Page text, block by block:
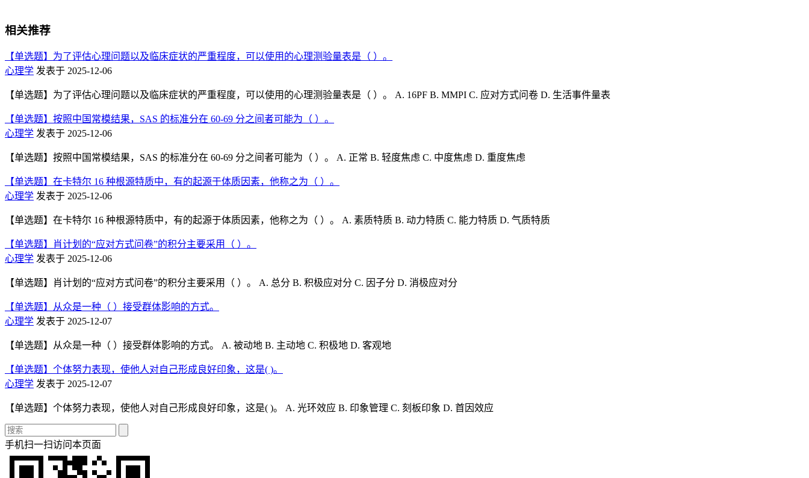
相关推荐
【单选题】为了评估心理问题以及临床症状的严重程度，可以使用的心理测验量表是（ ）。
心理学 发表于 2025-12-06
【单选题】为了评估心理问题以及临床症状的严重程度，可以使用的心理测验量表是（ ）。 A. 16PF B. MMPI C. 应对方式问卷 D. 生活事件量表
【单选题】按照中国常模结果，SAS 的标准分在 60-69 分之间者可能为（ ）。
心理学 发表于 2025-12-06
【单选题】按照中国常模结果，SAS 的标准分在 60-69 分之间者可能为（ ）。 A. 正常 B. 轻度焦虑 C. 中度焦虑 D. 重度焦虑
【单选题】在卡特尔 16 种根源特质中，有的起源于体质因素，他称之为（ ）。
心理学 发表于 2025-12-06
【单选题】在卡特尔 16 种根源特质中，有的起源于体质因素，他称之为（ ）。 A. 素质特质 B. 动力特质 C. 能力特质 D. 气质特质
【单选题】肖计划的“应对方式问卷”的积分主要采用（ ）。
心理学 发表于 2025-12-06
【单选题】肖计划的“应对方式问卷”的积分主要采用（ ）。 A. 总分 B. 积极应对分 C. 因子分 D. 消极应对分
【单选题】从众是一种（ ）接受群体影响的方式。
心理学 发表于 2025-12-07
【单选题】从众是一种（ ）接受群体影响的方式。 A. 被动地 B. 主动地 C. 积极地 D. 客观地
【单选题】个体努力表现，使他人对自己形成良好印象，这是( )。
心理学 发表于 2025-12-07
【单选题】个体努力表现，使他人对自己形成良好印象，这是( )。 A. 光环效应 B. 印象管理 C. 刻板印象 D. 首因效应
手机扫一扫访问本页面